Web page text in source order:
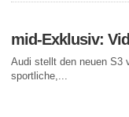
mid-Exklusiv:
Audi stellt den neuen S3
sportliche,...